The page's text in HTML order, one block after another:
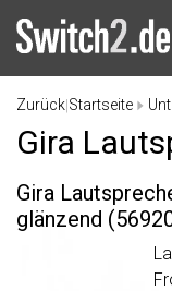
Zurück Startseite
Gira
Gira
glänzend